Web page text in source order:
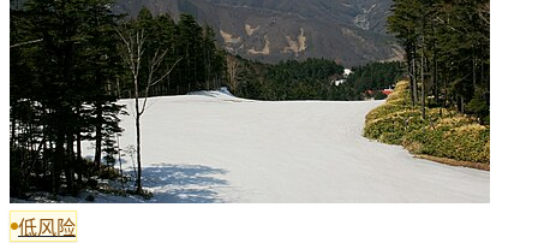
低风险